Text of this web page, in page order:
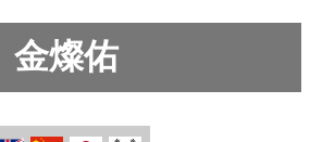
金燦佑